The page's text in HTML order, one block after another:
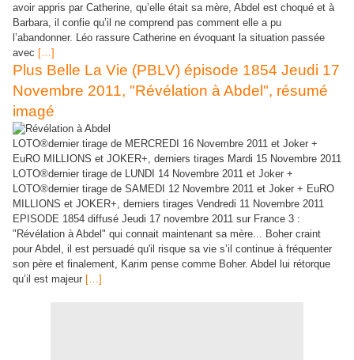
avoir appris par Catherine, qu’elle était sa mère, Abdel est choqué et à
Barbara, il confie qu’il ne comprend pas comment elle a pu
l’abandonner. Léo rassure Catherine en évoquant la situation passée
avec […]
Plus Belle La Vie (PBLV) épisode 1854 Jeudi 17
Novembre 2011, "Révélation à Abdel", résumé
imagé
LOTO®dernier tirage de MERCREDI 16 Novembre 2011 et Joker +
EuRO MILLIONS et JOKER+, derniers tirages Mardi 15 Novembre 2011
LOTO®dernier tirage de LUNDI 14 Novembre 2011 et Joker +
LOTO®dernier tirage de SAMEDI 12 Novembre 2011 et Joker + EuRO
MILLIONS et JOKER+, derniers tirages Vendredi 11 Novembre 2011
EPISODE 1854 diffusé Jeudi 17 novembre 2011 sur France 3 :
"Révélation à Abdel" qui connait maintenant sa mère... Boher craint
pour Abdel, il est persuadé qu'il risque sa vie s’il continue à fréquenter
son père et finalement, Karim pense comme Boher. Abdel lui rétorque
qu’il est majeur […]